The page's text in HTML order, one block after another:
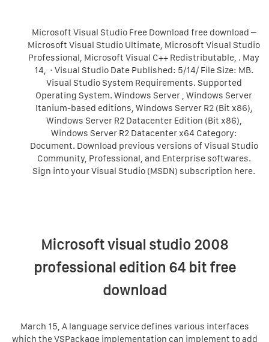
Microsoft Visual Studio Free Download free download –
Microsoft Visual Studio Ultimate, Microsoft Visual Studio
Professional, Microsoft Visual C++ Redistributable, . May
14, · Visual Studio Date Published: 5/14/ File Size: MB.
Visual Studio System Requirements. Supported
Operating System. Windows Server , Windows Server
Itanium-based editions, Windows Server R2 (Bit x86),
Windows Server R2 Datacenter Edition (Bit x86),
Windows Server R2 Datacenter x64 Category:
Document. Download previous versions of Visual Studio
Community, Professional, and Enterprise softwares.
Sign into your Visual Studio (MSDN) subscription here.
Microsoft visual studio 2008
professional edition 64 bit free
download
March 15, A language service defines various interfaces
which the VSPackage implementation can implement to add